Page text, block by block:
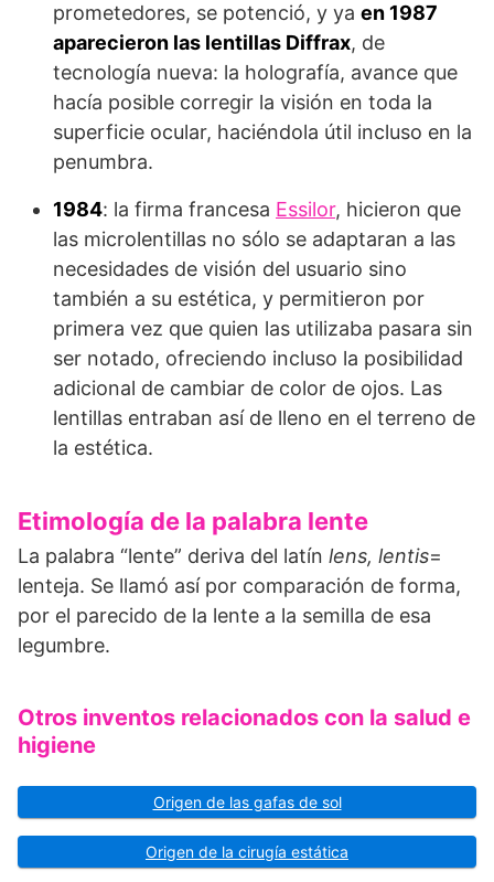
prometedores, se potenció, y ya en 1987
aparecieron las lentillas Diffrax, de
tecnología nueva: la holografía, avance que
hacía posible corregir la visión en toda la
superficie ocular, haciéndola útil incluso en la
penumbra.
1984: la firma francesa Essilor, hicieron que
las microlentillas no sólo se adaptaran a las
necesidades de visión del usuario sino
también a su estética, y permitieron por
primera vez que quien las utilizaba pasara sin
ser notado, ofreciendo incluso la posibilidad
adicional de cambiar de color de ojos. Las
lentillas entraban así de lleno en el terreno de
la estética.
Etimología de la palabra lente
La palabra “lente” deriva del latín lens, lentis=
lenteja. Se llamó así por comparación de forma,
por el parecido de la lente a la semilla de esa
legumbre.
Otros inventos relacionados con la salud e
higiene
Origen de las gafas de sol
Origen de la cirugía estática